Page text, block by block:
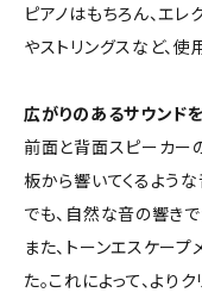
ピアノはもちろん、エ
やストリングスなど、
広がりのあるサウンド
前面と背面スピーカー
板から響いてくるよう
でも、自然な音の響きで
また、トーンエスケー
た。これによって、より